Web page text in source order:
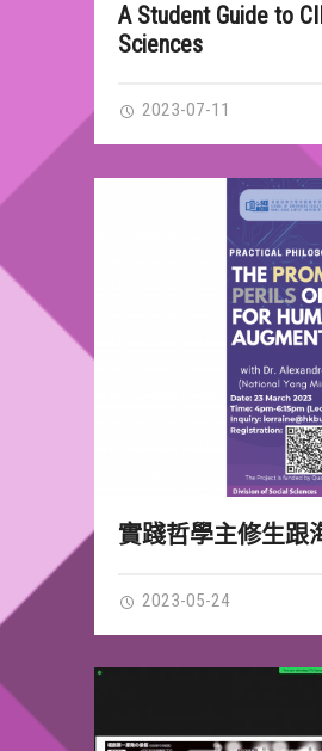
A Student Guide to
Sciences
2023-07-11
實踐哲學主修生跟
2023-05-24